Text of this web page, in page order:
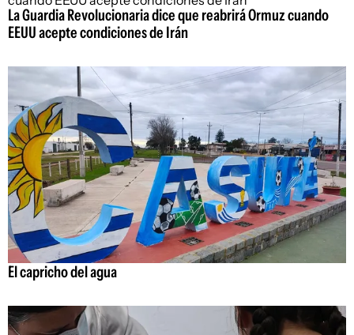
La Guardia Revolucionaria dice que reabrirá Ormuz cuando
EEUU acepte condiciones de Irán
El capricho del agua